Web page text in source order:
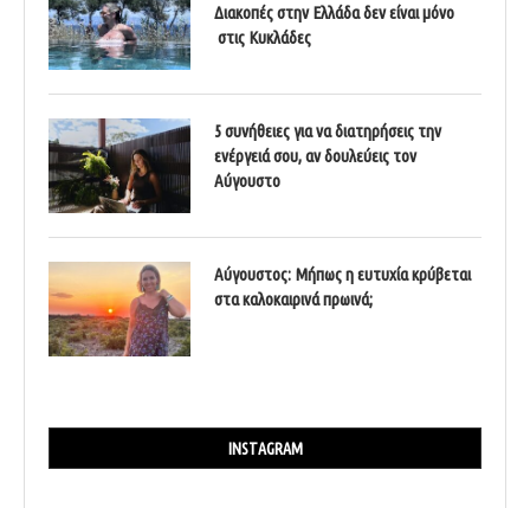
Διακοπές στην Ελλάδα δεν είναι μόνο
στις Κυκλάδες
5 συνήθειες για να διατηρήσεις την
ενέργειά σου, αν δουλεύεις τον
Αύγουστο
Αύγουστος: Μήπως η ευτυχία κρύβεται
στα καλοκαιρινά πρωινά;
INSTAGRAM